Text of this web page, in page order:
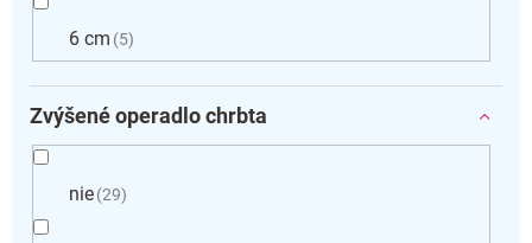
6 cm 5
Zvýšené operadlo chrbta
nie 29